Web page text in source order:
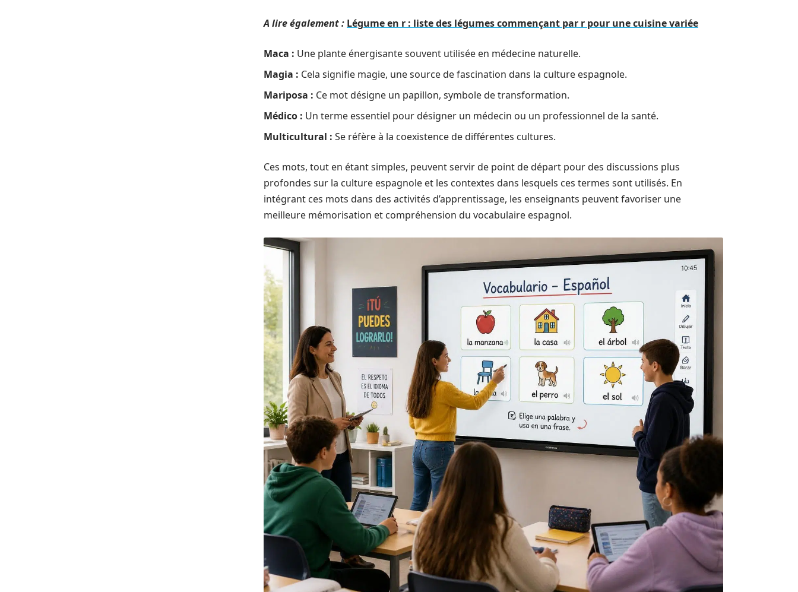
A lire également : Légume en r : liste des légumes commençant par r pour une cuisine variée
Maca : Une plante énergisante souvent utilisée en médecine naturelle.
Magia : Cela signifie magie, une source de fascination dans la culture espagnole.
Mariposa : Ce mot désigne un papillon, symbole de transformation.
Médico : Un terme essentiel pour désigner un médecin ou un professionnel de la santé.
Multicultural : Se réfère à la coexistence de différentes cultures.
Ces mots, tout en étant simples, peuvent servir de point de départ pour des discussions plus
profondes sur la culture espagnole et les contextes dans lesquels ces termes sont utilisés. En
intégrant ces mots dans des activités d’apprentissage, les enseignants peuvent favoriser une
meilleure mémorisation et compréhension du vocabulaire espagnol.